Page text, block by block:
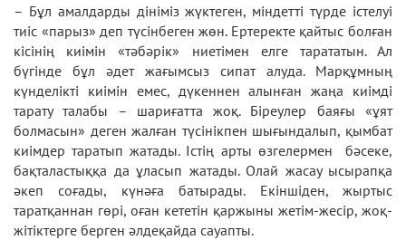
– Бұл амалдарды дініміз жүктеген, міндетті түрде істелуі
тиіс «парыз» деп түсінбеген жөн. Ертеректе қайтыс болған
кісінің киімін «тәбәрік» ниетімен елге тарататын. Ал
бүгінде бұл әдет жағымсыз сипат алуда. Марқұмның
күнделікті киімін емес, дүкеннен алынған жаңа киімді
тарату талабы – шариғатта жоқ. Біреулер баяғы «ұят
болмасын» деген жалған түсінікпен шығындалып, қымбат
киімдер таратып жатады. Істің арты өзгелермен бәсеке,
бақталастыққа да ұласып жатады. Олай жасау ысырапқа
әкеп соғады, күнәға батырады. Екіншіден, жыртыс
таратқаннан гөрі, оған кететін қаржыны жетім-жесір, жоқ-
жітіктерге берген әлдеқайда сауапты.